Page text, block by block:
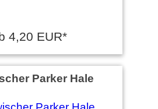
4,20 EUR*
Parker Hale